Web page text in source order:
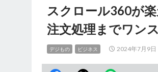
スクロール360が
注文処理までワン
デジもの ビジネス 2024年7月9日